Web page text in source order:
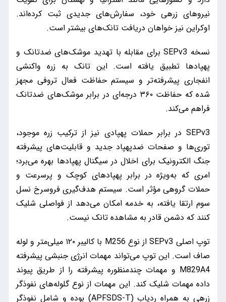
نیروهای زرهی خود، سفارش‌های جدیدی ثبت کرده‌اند.
اوکراین نیز خواهان دریافت تانک‌های بیشتر است.
نسخه SEPv3 برای مقابله با تهدید موشک‌های ضدتانک و
پهپادها تطبیق یافته است. این تانک به زره واکنشی
انفجاری پیشرفته‌تر و سیستم حفاظت فعال تروفی مجهز
شده که حفاظت ۳۶۰ درجه‌ای در برابر موشک‌های ضدتانک
فراهم می‌کند.
SEPv3 در برابر حملات پهپادی نیز از ترکیب زره موجود،
توری‌ها و صفحات ضدپهپاد جدید و قابلیت‌های پیشرفته
جنگ الکترونیک برای اخلال در سیگنال پهپادها بهره می‌برد؛
امری که به‌ویژه در برابر پهپادهای کوچک و پرسرعت و
حملات گروهی مؤثر است. سیستم هدف‌گیری فروسرخ نسل
سوم ارتقا یافته، به خدمه امکان می‌دهد از فواصلی شلیک
کنند که دشمن قادر به مشاهده تانک نیست.
توپ اصلی SEPv3 از نوع M256 با کالیبر ۱۲۰ میلی‌متر و لوله
صاف است. این توپ می‌تواند مهمات انرژی جنبشی پیشرفته
M829A4 و مهمات چندمنظوره پیشرفته را از طریق پیوند
داده مهمات شلیک کند. این مهمات از نوع گلوله‌های نفوذگر
زرهی به همراه ردیاب (APFSDS-T) بوده و شامل نفوذگر